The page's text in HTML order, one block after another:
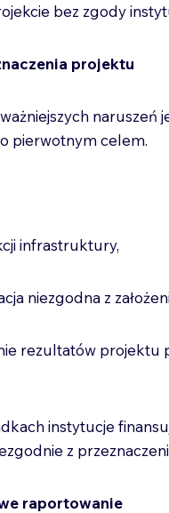
bez zgody
projektu
naruszeń
pierwotnym celem.
infrastruktury,
niezgodna z
rezultatów projektu
instytucje
z
raportowanie